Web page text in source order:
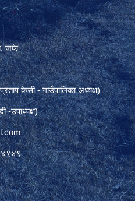
जफे
केसी - गाउँपालिका अध्यक्ष)
उपाध्यक्ष)